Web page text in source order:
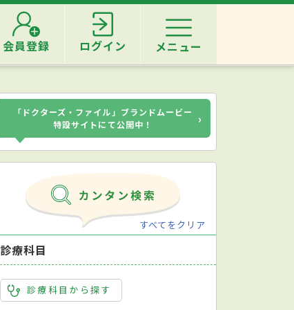
会員登録 ログイン メニュー
「ドクターズ・ファイル」ブランドムービー
特設サイトにて公開中！
›
すべてをクリア
診療科目
診療科目から探す